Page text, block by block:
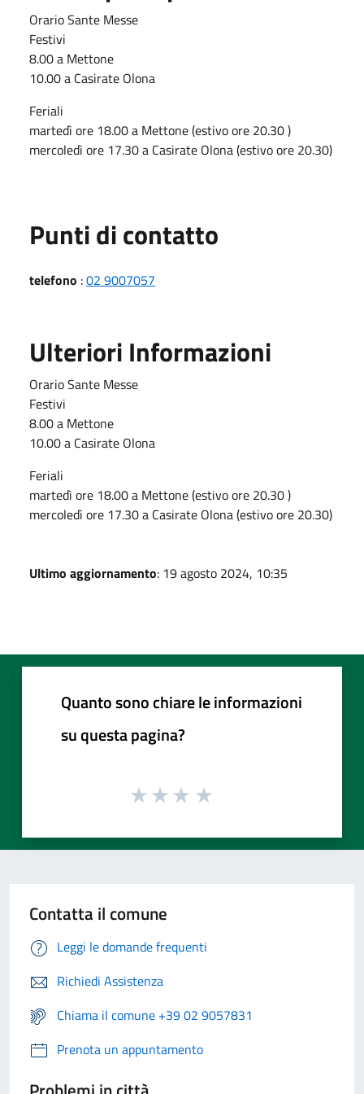
Orario Sante Messe
Festivi
8.00 a Mettone
10.00 a Casirate Olona
Feriali
martedì ore 18.00 a Mettone (estivo ore 20.30 )
mercoledì ore 17.30 a Casirate Olona (estivo ore 20.30)
Punti di contatto
telefono :02 9007057
Ulteriori Informazioni
Orario Sante Messe
Festivi
8.00 a Mettone
10.00 a Casirate Olona
Feriali
martedì ore 18.00 a Mettone (estivo ore 20.30 )
mercoledì ore 17.30 a Casirate Olona (estivo ore 20.30)
Ultimo aggiornamento: 19 agosto 2024, 10:35
Quanto sono chiare le informazioni
su questa pagina?
Contatta il comune
Leggi le domande frequenti
Richiedi Assistenza
Chiama il comune +39 02 9057831
Prenota un appuntamento